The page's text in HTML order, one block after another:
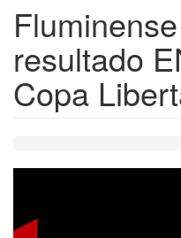
resultado
Copa